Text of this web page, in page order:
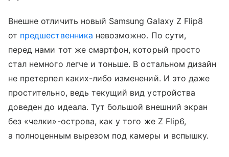
Внешне отличить новый Samsung Galaxy Z Flip8
от предшественника невозможно. По сути,
перед нами тот же смартфон, который просто
стал немного легче и тоньше. В остальном дизайн
не претерпел каких-либо изменений. И это даже
простительно, ведь текущий вид устройства
доведен до идеала. Тут большой внешний экран
без «челки»-острова, как у того же Z Flip6,
а полноценным вырезом под камеры и вспышку.